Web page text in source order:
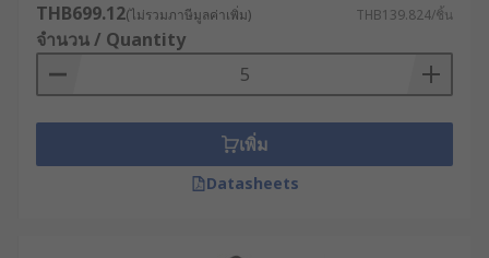
THB699.12(ไม่รวมภาษีมูลค่าเพิ่ม) THB139.824/ชิ้น
จำนวน / Quantity
เพิ่ม
Datasheets